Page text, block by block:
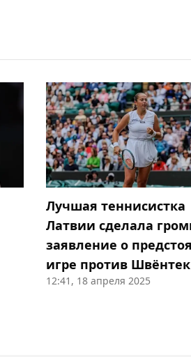
Лучшая теннисистка
Латвии сделала
заявление о
игре против
турнире в Штутгарте
12:41, 18 апреля 2025